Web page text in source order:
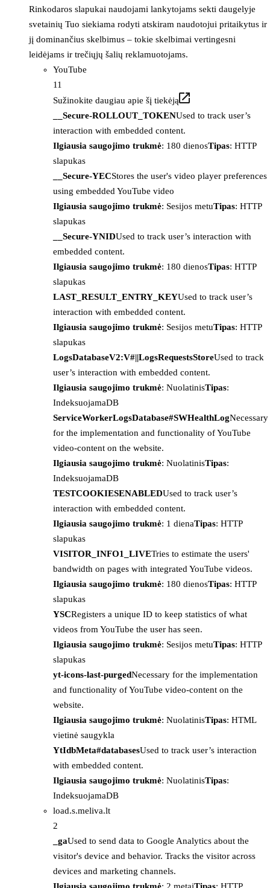
Rinkodaros slapukai naudojami lankytojams sekti daugelyje
svetainių Tuo siekiama rodyti atskiram naudotojui pritaikytus ir
jį dominančius skelbimus – tokie skelbimai vertingesni
leidėjams ir trečiųjų šalių reklamuotojams.
YouTube
11
Sužinokite daugiau apie šį tiekėją
__Secure-ROLLOUT_TOKENUsed to track user’s
interaction with embedded content.
Ilgiausia saugojimo trukmė: 180 dienosTipas: HTTP
slapukas
__Secure-YECStores the user's video player preferences
using embedded YouTube video
Ilgiausia saugojimo trukmė: Sesijos metuTipas: HTTP
slapukas
__Secure-YNIDUsed to track user’s interaction with
embedded content.
Ilgiausia saugojimo trukmė: 180 dienosTipas: HTTP
slapukas
LAST_RESULT_ENTRY_KEYUsed to track user’s
interaction with embedded content.
Ilgiausia saugojimo trukmė: Sesijos metuTipas: HTTP
slapukas
LogsDatabaseV2:V#||LogsRequestsStoreUsed to track
user’s interaction with embedded content.
Ilgiausia saugojimo trukmė: NuolatinisTipas:
IndeksuojamaDB
ServiceWorkerLogsDatabase#SWHealthLogNecessary
for the implementation and functionality of YouTube
video-content on the website.
Ilgiausia saugojimo trukmė: NuolatinisTipas:
IndeksuojamaDB
TESTCOOKIESENABLEDUsed to track user’s
interaction with embedded content.
Ilgiausia saugojimo trukmė: 1 dienaTipas: HTTP
slapukas
VISITOR_INFO1_LIVETries to estimate the users'
bandwidth on pages with integrated YouTube videos.
Ilgiausia saugojimo trukmė: 180 dienosTipas: HTTP
slapukas
YSCRegisters a unique ID to keep statistics of what
videos from YouTube the user has seen.
Ilgiausia saugojimo trukmė: Sesijos metuTipas: HTTP
slapukas
yt-icons-last-purgedNecessary for the implementation
and functionality of YouTube video-content on the
website.
Ilgiausia saugojimo trukmė: NuolatinisTipas: HTML
vietinė saugykla
YtIdbMeta#databasesUsed to track user’s interaction
with embedded content.
Ilgiausia saugojimo trukmė: NuolatinisTipas:
IndeksuojamaDB
load.s.meliva.lt
2
_gaUsed to send data to Google Analytics about the
visitor's device and behavior. Tracks the visitor across
devices and marketing channels.
Ilgiausia saugojimo trukmė: 2 metaiTipas: HTTP